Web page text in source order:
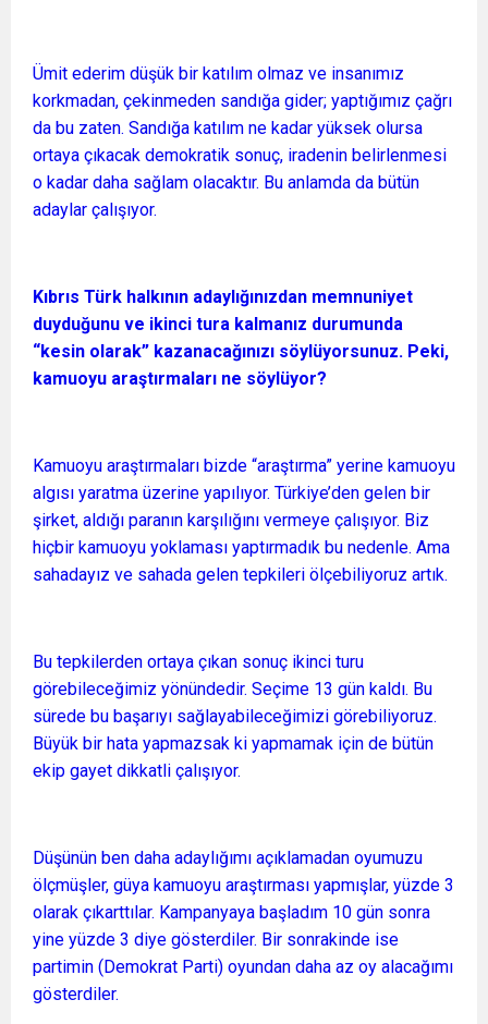
Ümit ederim düşük bir katılım olmaz ve insanımız
korkmadan, çekinmeden sandığa gider; yaptığımız çağrı
da bu zaten. Sandığa katılım ne kadar yüksek olursa
ortaya çıkacak demokratik sonuç, iradenin belirlenmesi
o kadar daha sağlam olacaktır. Bu anlamda da bütün
adaylar çalışıyor.
Kıbrıs Türk halkının adaylığınızdan memnuniyet
duyduğunu ve ikinci tura kalmanız durumunda
“kesin olarak” kazanacağınızı söylüyorsunuz. Peki,
kamuoyu araştırmaları ne söylüyor?
Kamuoyu araştırmaları bizde “araştırma” yerine kamuoyu
algısı yaratma üzerine yapılıyor. Türkiye’den gelen bir
şirket, aldığı paranın karşılığını vermeye çalışıyor. Biz
hiçbir kamuoyu yoklaması yaptırmadık bu nedenle. Ama
sahadayız ve sahada gelen tepkileri ölçebiliyoruz artık.
Bu tepkilerden ortaya çıkan sonuç ikinci turu
görebileceğimiz yönündedir. Seçime 13 gün kaldı. Bu
sürede bu başarıyı sağlayabileceğimizi görebiliyoruz.
Büyük bir hata yapmazsak ki yapmamak için de bütün
ekip gayet dikkatli çalışıyor.
Düşünün ben daha adaylığımı açıklamadan oyumuzu
ölçmüşler, güya kamuoyu araştırması yapmışlar, yüzde 3
olarak çıkarttılar. Kampanyaya başladım 10 gün sonra
yine yüzde 3 diye gösterdiler. Bir sonrakinde ise
partimin (Demokrat Parti) oyundan daha az oy alacağımı
gösterdiler.